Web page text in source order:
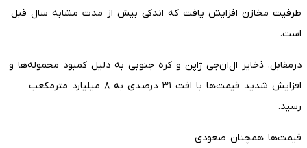
ظرفیت مخازن افزایش یافت که اندکی بیش از مدت مشابه سال قبل
است.
درمقابل، ذخایر ال‌ان‌جی ژاپن و کره جنوبی به دلیل کمبود محموله‌ها و
افزایش شدید قیمت‌ها با افت ۳۱ درصدی به ۸ میلیارد مترمکعب
رسید.
قیمت‌ها همچنان صعودی